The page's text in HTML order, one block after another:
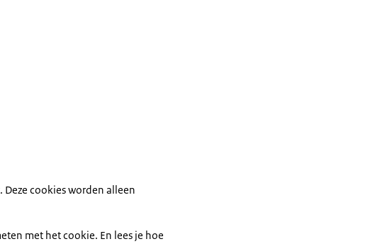
cookies worden alleen
met het cookie. En lees je hoe